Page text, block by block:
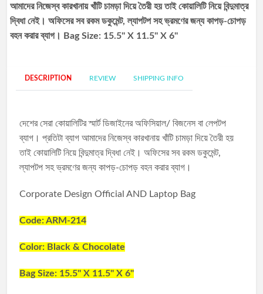
আমাদের নিজেস্ব কারখানায় খাঁটি চামড়া দিয়ে তৈরী হয় তাই কোয়ালিটি নিয়ে বিন্দুমাত্র
দ্বিধা নেই। অফিসের সব রকম ডকুমেন্ট, ল্যাপটপ সহ ভ্রমণের জন্য কাপড়-চোপড়
বহন করার ব্যাগ। Bag Size: 15.5'' X 11.5'' X 6''
DESCRIPTION REVIEW SHIPPING INFO
দেশের সেরা কোয়ালিটির স্মার্ট ডিজাইনের অফিসিয়াল/ বিজনেস বা লেপটপ
ব্যাগ। প্রতিটা ব্যাগ আমাদের নিজেস্ব কারখানায় খাঁটি চামড়া দিয়ে তৈরী হয়
তাই কোয়ালিটি নিয়ে বিন্দুমাত্র দ্বিধা নেই। অফিসের সব রকম ডকুমেন্ট,
ল্যাপটপ সহ ভ্রমণের জন্য কাপড়-চোপড় বহন করার ব্যাগ।
Corporate Design Official AND Laptop Bag
Code: ARM-214
Color: Black & Chocolate
Bag Size: 15.5'' X 11.5'' X 6''